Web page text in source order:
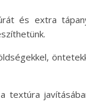
és extra
textúra